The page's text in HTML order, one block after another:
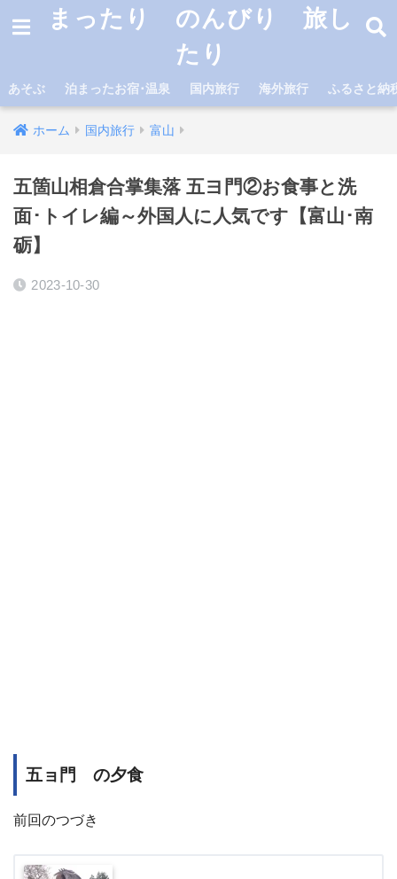
まったり のんびり 旅し
たり
あそぶ 泊まったお宿･温泉 国内旅行 海外旅行 ふるさと納
ホーム 国内旅行 富山
五箇山相倉合掌集落 五ヨ門②お食事と洗
面･トイレ編～外国人に人気です【富山･南
砺】
2023-10-30
五ョ門 の夕食
前回のつづき